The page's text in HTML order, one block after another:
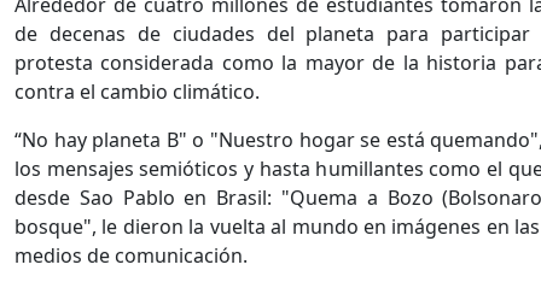
de decenas de ciudades del planeta para
protesta considerada como la mayor de la historia
contra el cambio climático.
“No hay planeta B" o "Nuestro hogar se está
los mensajes semióticos y hasta humillantes como el
desde Sao Pablo en Brasil: "Quema a Bozo
bosque", le dieron la vuelta al mundo en imágenes en
medios de comunicación.